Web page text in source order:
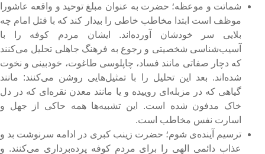
شماتت و موعظه؛ حضرت به عنوان مبلغ توحید و واقعه‌ عاشورا
موظف است ابتدا مخاطب خاطی را بیدار کند که با قتل امام چه
بلایی سر خودشان آورده‌اند. ایشان مردم کوفه را با
آسیب‌شناسی شخصیتی و رجوع به فرهنگ جاهلی تحلیل می‌کنند
که دچار صفاتی مانند فساد، چاپلوسی طاغوت، خودبینی و نخوت
شده‌اند. بعد این تحلیل را با تمثیل‌‎هایی روشن می‌کنند: مانند
گیاهی که در مزبله‌ای روییده و یا مانند معدن نقره‌ای که در دل
خاک مدفون شده است. این تشبیه‌ها همه حاکی از جهل و
اسارت نفس مخاطب است.
ترسیم آینده‌ی شوم؛ حضرت زینب کبری در ادامه سرنوشت بد و
عذاب دائمی الهی را برای مردم کوفه پرده‌برداری می‌کنند. و